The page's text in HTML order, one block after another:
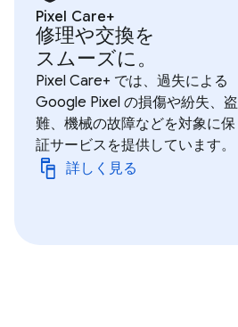
Pixel Care+
修理や交換を
スムーズに。
Pixel Care+ では、過失による
Google Pixel の損傷や紛失、盗
難、機械の故障などを対象に保
証サービスを提供しています。
詳しく見る